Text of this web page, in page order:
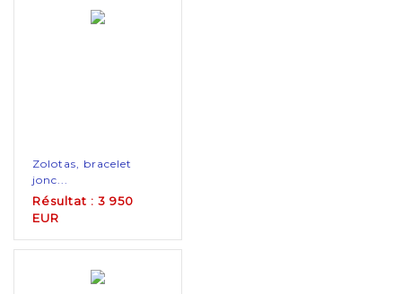
Zolotas, bracelet
jonc...
Résultat : 3 950
EUR